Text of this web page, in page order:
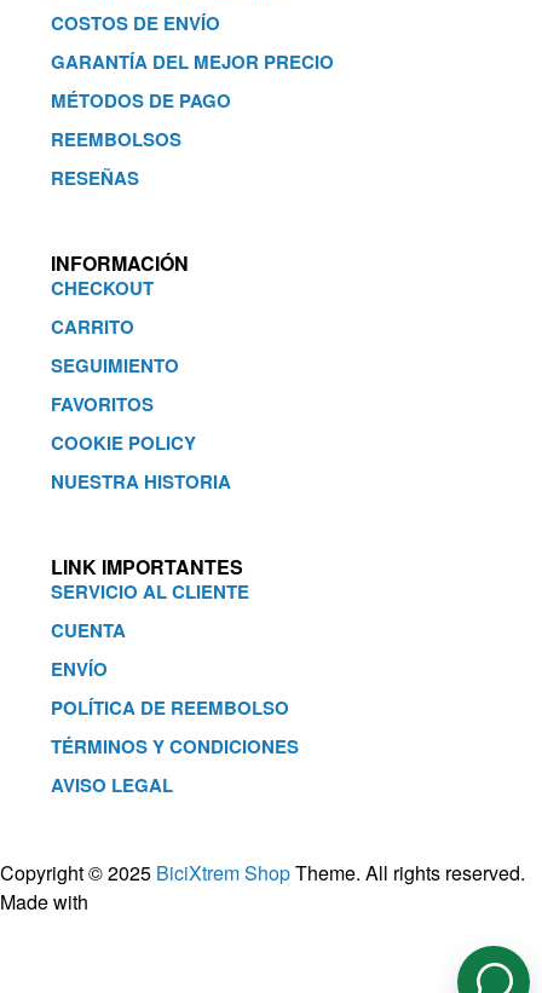
COSTOS DE ENVÍO
GARANTÍA DEL MEJOR PRECIO
MÉTODOS DE PAGO
REEMBOLSOS
RESEÑAS
INFORMACIÓN
CHECKOUT
CARRITO
SEGUIMIENTO
FAVORITOS
COOKIE POLICY
NUESTRA HISTORIA
LINK IMPORTANTES
SERVICIO AL CLIENTE
CUENTA
ENVÍO
POLÍTICA DE REEMBOLSO
TÉRMINOS Y CONDICIONES
AVISO LEGAL
Copyright © 2025 BiciXtrem ShopTheme. All rights reserved.
Made with